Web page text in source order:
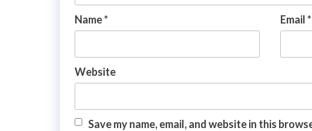
Name* Email*
Website
Save my name, email, and website in this